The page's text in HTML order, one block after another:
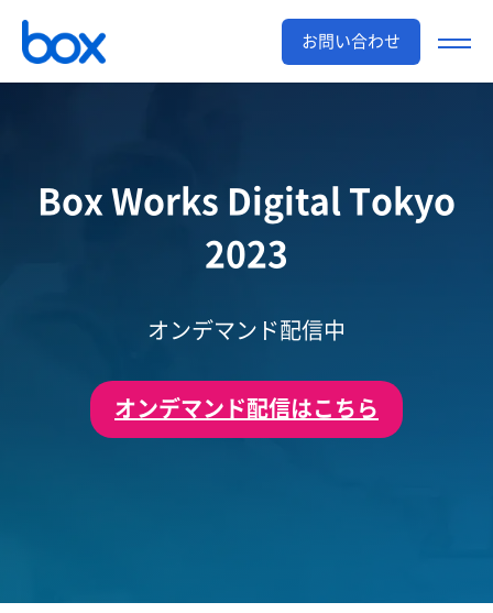
お問い合わせ
Box Works Digital Tokyo
2023
オンデマンド配信中
オンデマンド配信はこちら